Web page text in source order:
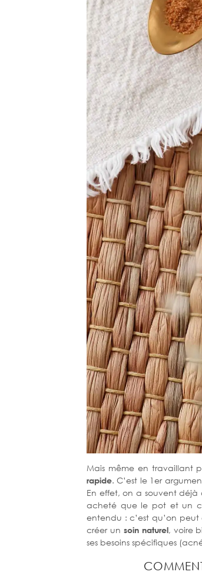
Mais même en travaillant
rapide. C’est le 1er
En effet, on a souvent déjà
acheté que le pot et un
entendu : c’est qu’on
créer un soin naturel, voire
ses besoins spécifiques